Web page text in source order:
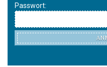
Passwort: